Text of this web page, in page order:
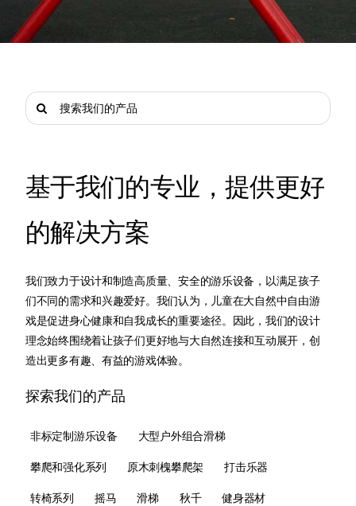
Search
for:
基于我们的专业，提供更好
的解决方案
我们致力于设计和制造高质量、安全的游乐设备，以满足孩子
们不同的需求和兴趣爱好。我们认为，儿童在大自然中自由游
戏是促进身心健康和自我成长的重要途径。因此，我们的设计
理念始终围绕着让孩子们更好地与大自然连接和互动展开，创
造出更多有趣、有益的游戏体验。
探索我们的产品
非标定制游乐设备 大型户外组合滑梯
攀爬和强化系列 原木刺槐攀爬架 打击乐器
转椅系列 摇马 滑梯 秋千 健身器材